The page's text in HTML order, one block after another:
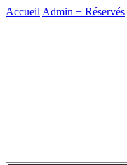
Accueil Admin + Réservés